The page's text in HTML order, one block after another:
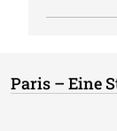
Paris – Eine